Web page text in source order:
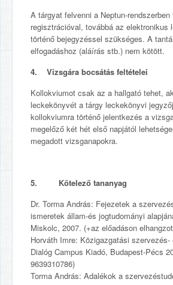
A tárgyat felvenni a Neptun-rendszerben
regisztrációval, továbbá az elektronikus
történő bejegyzéssel szükséges. A
elfogadáshoz (aláírás stb.) nem kötött.
4. Vizsgára bocsátás feltételei
Kollokviumot csak az a hallgató tehet,
leckekönyvét a tárgy leckekönyvi
kollokviumra történő jelentkezés a
megelőző két hét első napjától
megadott vizsganapokra.
5. Kötelező tananyag
Dr. Torma András: Fejezetek a
ismeretek állam-és jogtudományi
Miskolc, 2007. (+az előadáson
Horváth Imre: Közigazgatási
Dialóg Campus Kiadó, Budapest-Pécs
9639310786)
Torma András: Adalékok a